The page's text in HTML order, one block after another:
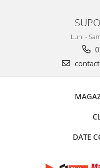
Luni -
DATE